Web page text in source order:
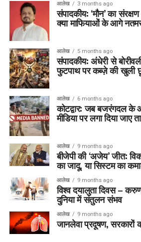
आलेख 3 months ago
संपादकीय: ‘मौन’ का
क्या माफियाओं के आगे
आलेख 5 months ago
संपादकीय: अंधेरी से
फुटपाथ पर कब्ज़े की खुली
आलेख 6 months ago
कोटद्वार: जब बजरंगदल
मीडिया पर लगा दिया जाए
आलेख 9 months ago
बीजेपी की ‘अजेय’ जीत:
का जादू, या सिस्टम का
आलेख 9 months ago
विश्व दयालुता दिवस –
दुनिया में संतुलन संभव
आलेख 9 months ago
जानलेवा प्रदूषण, सरकारों